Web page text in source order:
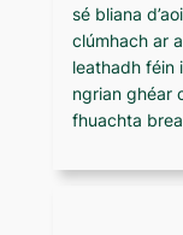
sé bliana
clúmhach ar
leathadh féin
ngrian ghéar
fhuachta